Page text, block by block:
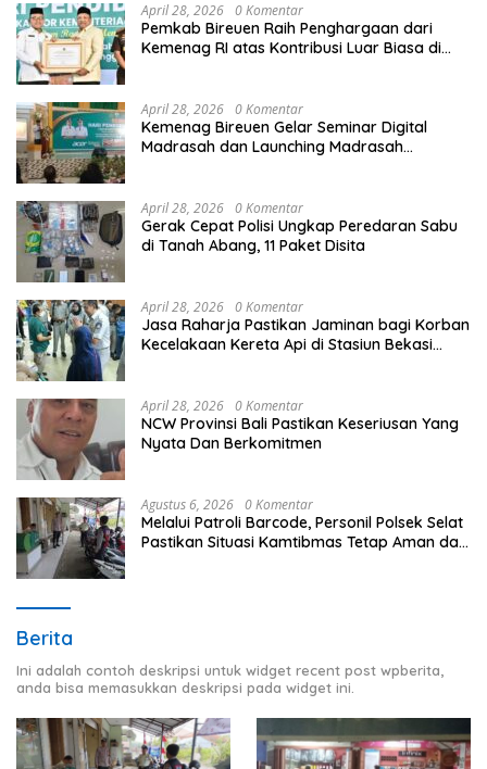
April 28, 2026 0 Komentar
Pemkab Bireuen Raih Penghargaan dari
Kemenag RI atas Kontribusi Luar Biasa di
April 28, 2026 0 Komentar
Kemenag Bireuen Gelar Seminar Digital
Madrasah dan Launching Madrasah
April 28, 2026 0 Komentar
Gerak Cepat Polisi Ungkap Peredaran Sabu
di Tanah Abang, 11 Paket Disita
April 28, 2026 0 Komentar
Jasa Raharja Pastikan Jaminan bagi Korban
Kecelakaan Kereta Api di Stasiun Bekasi
April 28, 2026 0 Komentar
NCW Provinsi Bali Pastikan Keseriusan Yang
Nyata Dan Berkomitmen
Agustus 6, 2026 0 Komentar
Melalui Patroli Barcode, Personil Polsek Selat
Pastikan Situasi Kamtibmas Tetap Aman dan
Berita
Ini adalah contoh deskripsi untuk widget recent post wpberita,
anda bisa memasukkan deskripsi pada widget ini.